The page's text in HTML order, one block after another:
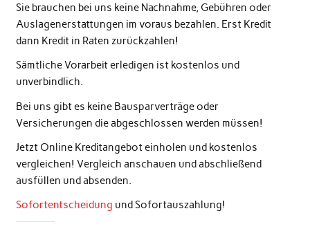
Sie brauchen bei uns keine Nachnahme, Gebühren oder
Auslagenerstattungen im voraus bezahlen. Erst Kredit
dann Kredit in Raten zurückzahlen!
Sämtliche Vorarbeit erledigen ist kostenlos und
unverbindlich.
Bei uns gibt es keine Bausparverträge oder
Versicherungen die abgeschlossen werden müssen!
Jetzt Online Kreditangebot einholen und kostenlos
vergleichen! Vergleich anschauen und abschließend
ausfüllen und absenden.
Sofortentscheidung und Sofortauszahlung!